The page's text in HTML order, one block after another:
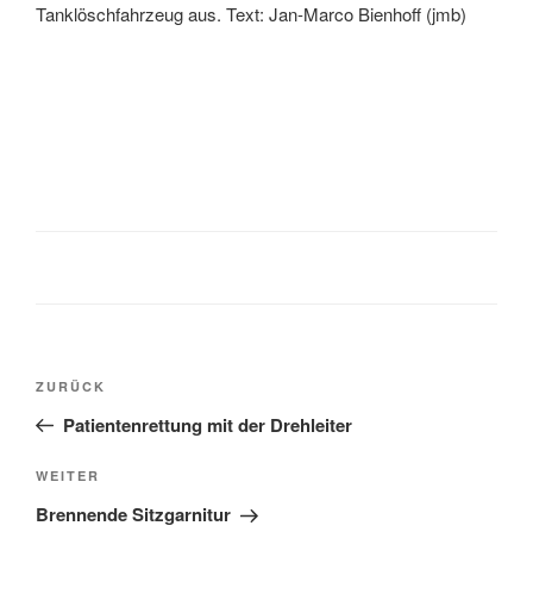
Tanklöschfahrzeug aus. Text: Jan-Marco Bienhoff (jmb)
ZURÜCK
Patientenrettung mit der Drehleiter
WEITER
Brennende Sitzgarnitur